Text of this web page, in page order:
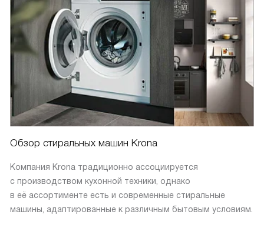
Обзор стиральных машин Krona
Компания Krona традиционно ассоциируется
с производством кухонной техники, однако
в её ассортименте есть и современные стиральные
машины, адаптированные к различным бытовым условиям.